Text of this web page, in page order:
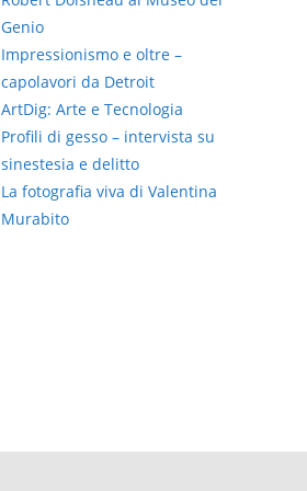
Genio
Impressionismo e oltre –
capolavori da Detroit
ArtDig: Arte e Tecnologia
Profili di gesso – intervista su
sinestesia e delitto
La fotografia viva di Valentina
Murabito